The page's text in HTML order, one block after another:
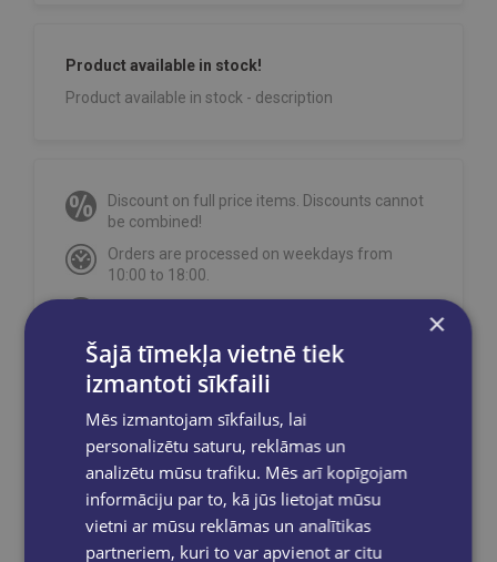
Product available in stock!
Product available in stock - description
Discount on full price items. Discounts cannot
be combined!
Orders are processed on weekdays from
10:00 to 18:00.
Free delivery to any GLOBUSS bookstore
within 2-5 working days.
Share on social networks:
×
Šajā tīmekļa vietnē tiek
izmantoti sīkfaili
Mēs izmantojam sīkfailus, lai
personalizētu saturu, reklāmas un
analizētu mūsu trafiku. Mēs arī kopīgojam
informāciju par to, kā jūs lietojat mūsu
vietni ar mūsu reklāmas un analītikas
partneriem, kuri to var apvienot ar citu